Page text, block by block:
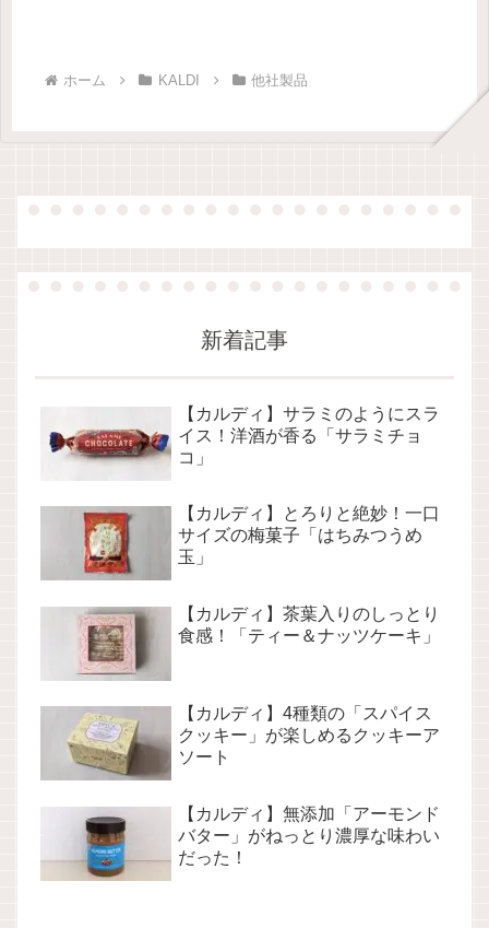
ホーム KALDI 他社製品
新着記事
【カルディ】サラミのようにスラ
イス！洋酒が香る「サラミチョ
コ」
【カルディ】とろりと絶妙！一口
サイズの梅菓子「はちみつうめ
玉」
【カルディ】茶葉入りのしっとり
食感！「ティー＆ナッツケーキ」
【カルディ】4種類の「スパイス
クッキー」が楽しめるクッキーア
ソート
【カルディ】無添加「アーモンド
バター」がねっとり濃厚な味わい
だった！